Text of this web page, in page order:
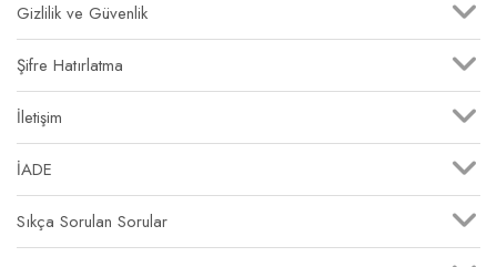
Gizlilik ve Güvenlik
Şifre Hatırlatma
İletişim
İADE
Sıkça Sorulan Sorular